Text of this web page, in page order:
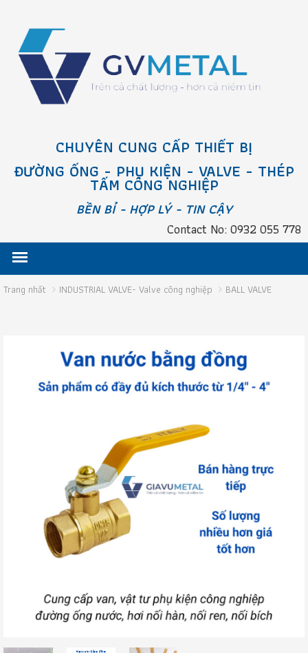
CHUYÊN CUNG CẤP THIẾT BỊ
ĐƯỜNG ỐNG - PHỤ KIỆN - VALVE - THÉP
TẤM CÔNG NGHIỆP
BỀN BỈ - HỢP LÝ - TIN CẬY
Contact No: 0932 055 778
Trang nhất INDUSTRIAL VALVE- Valve công nghiệp BALL VALVE